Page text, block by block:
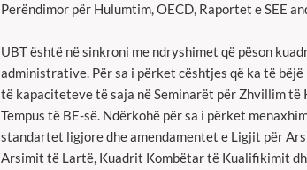
Perëndimor për Hulumtim, OECD, Raportet e SEE
UBT është në sinkroni me ndryshimet që pëson
administrative. Për sa i përket cështjes që ka të
të kapaciteteve të saja në Seminarët për Zhvillim
Tempus të BE-së. Ndërkohë për sa i përket
standartet ligjore dhe amendamentet e Ligjit për
Arsimit të Lartë, Kuadrit Kombëtar të Kualifikimit